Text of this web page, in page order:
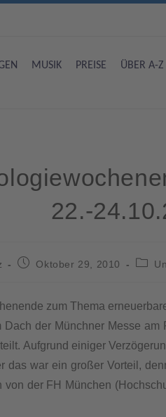
MUSIK PREISE ÜBER A-
22.-
Oktober 29, 2010
zum Thema
der Münchner Messe
Aufgrund einiger
das war ein großer Vorteil,
der FH München